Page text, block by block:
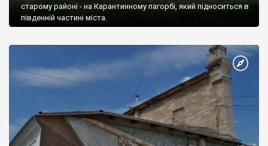
старому районі - на Карантинному пагорбі, який підноситься в
південній частині міста.